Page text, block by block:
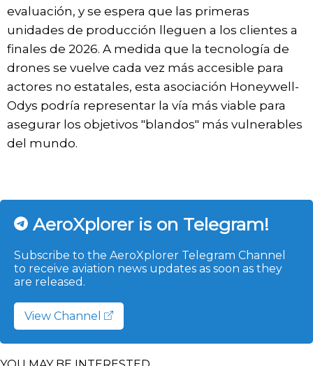
evaluación, y se espera que las primeras
unidades de producción lleguen a los clientes a
finales de 2026. A medida que la tecnología de
drones se vuelve cada vez más accesible para
actores no estatales, esta asociación Honeywell-
Odys podría representar la vía más viable para
asegurar los objetivos "blandos" más vulnerables
del mundo.
AeroXplorer is on Telegram!
Subscribe to the AeroXplorer Telegram Channel
to receive aviation news updates as soon as they
are released.
View Channel